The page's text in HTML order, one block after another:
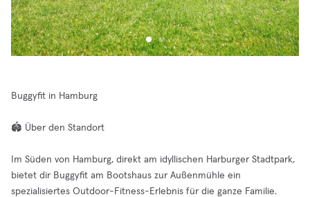
Buggyfit in Hamburg
🏟️ Über den Standort
Im Süden von Hamburg, direkt am idyllischen Harburger Stadtpark,
bietet dir Buggyfit am Bootshaus zur Außenmühle ein
spezialisiertes Outdoor-Fitness-Erlebnis für die ganze Familie.